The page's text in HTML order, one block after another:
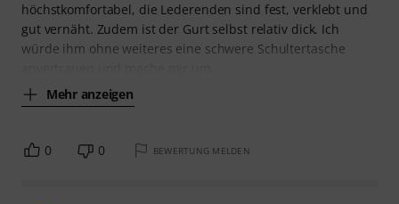
höchstkomfortabel, die Lederenden sind fest, verklebt und
gut vernäht. Zudem ist der Gurt selbst relativ dick. Ich
würde ihm ohne weiteres eine schwere Schultertasche
Mehr anzeigen
0 0 BEWERTUNG MELDEN